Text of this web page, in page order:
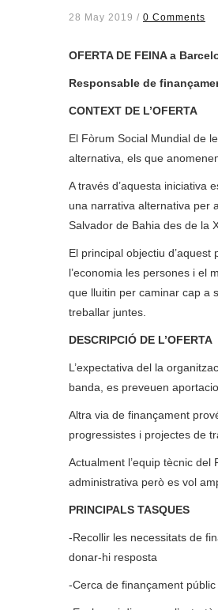
28 May 2019 / 0 Comments
OFERTA DE FEINA a
Responsable de
CONTEXT DE L’OFERTA
El Fòrum Social Mundial de
alternativa, els que
A través d’aquesta iniciativa
una narrativa alternativa per
Salvador de Bahia des de la
El principal objectiu
l’economia les persones i el
que lluitin per caminar cap a
treballar juntes.
DESCRIPCIÓ DE L’OFERTA
L’expectativa del la
banda, es preveuen
Altra via de finançament
progressistes i projectes de
Actualment l’equip tècnic
administrativa però es vol
PRINCIPALS TASQUES
-Recollir les necessitats de
donar-hi resposta
-Cerca de finançament